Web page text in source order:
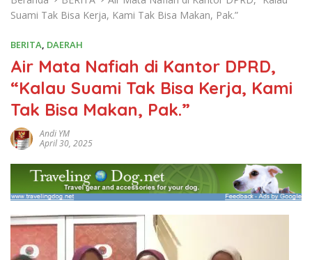
Suami Tak Bisa Kerja, Kami Tak Bisa Makan, Pak.”
BERITA, DAERAH
Air Mata Nafiah di Kantor DPRD,
“Kalau Suami Tak Bisa Kerja, Kami
Tak Bisa Makan, Pak.”
Andi YM
April 30, 2025